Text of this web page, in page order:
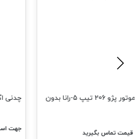
سنسور دور موتور پژو 206 تیپ 5-رانا بدون
قیمت تماس بگیرید
چدنی اگزوز
جهت